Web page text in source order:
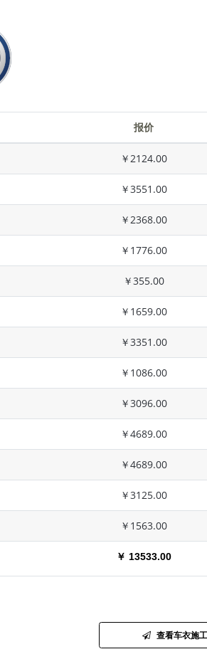
报价
￥2124.00
￥3551.00
￥2368.00
￥1776.00
￥355.00
￥1659.00
￥3351.00
￥1086.00
￥3096.00
￥4689.00
￥4689.00
￥3125.00
￥1563.00
￥ 13533.00
查看车衣施